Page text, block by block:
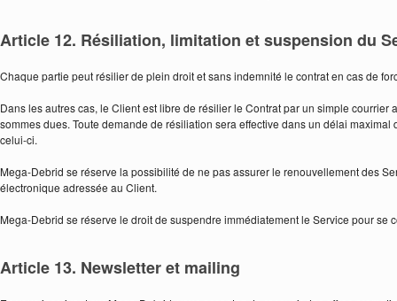
Article 12. Résiliation, limitation et suspension du
Chaque partie peut résilier de plein droit et sans indemnité le contrat en cas de
Dans les autres cas, le Client est libre de résilier le Contrat par un simple
sommes dues. Toute demande de résiliation sera effective dans un délai
celui-ci.
Mega-Debrid se réserve la possibilité de ne pas assurer le renouvellement des
électronique adressée au Client.
Mega-Debrid se réserve le droit de suspendre immédiatement le Service pour
Article 13. Newsletter et mailing